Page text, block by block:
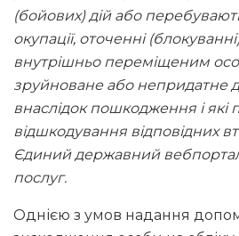
(бойових) дій або
окупації, оточенні
внутрішньо переміщеним
зруйноване або непридатне
внаслідок пошкодження і які
відшкодування відповідних
Єдиний державний
послуг.
Однією з умов надання